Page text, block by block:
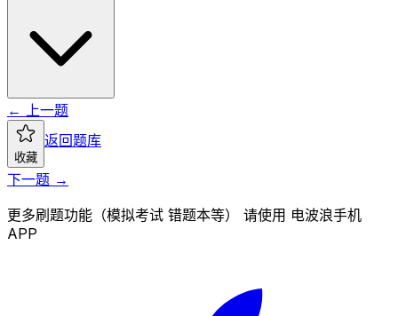
← 上一题
收藏
返回题库
下一题 →
更多刷题功能（模拟考试 错题本等） 请使用 电波浪手机
APP